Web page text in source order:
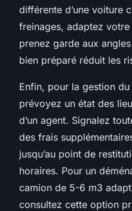
différente d’une voiture
freinages, adaptez
prenez garde aux
bien préparé réduit les
Enfin, pour la gestion
prévoyez un état des
d’un agent. Signalez
des frais
jusqu’au point de
horaires. Pour un
camion de 5-6 m3
consultez cette option